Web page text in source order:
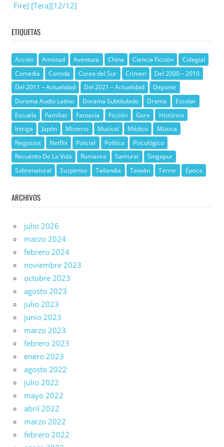
Fire] [Tera][12/12]
ETIQUETAS
Acción Amistad Aventura China Ciencia Ficción
Colegial
Comedia
Comida Corea del Sur Crimen
Del 2000 – 2010
Del 2011 – Actualidad
Del 2021 – Actualidad
Deporte
Dorama Audio Latino
Dorama Subtitulado Drama
Escolar
Escuela
Familiar Fantasía Ficción Gore
Histórico
Intriga
Japón Misterio Musical Médico
Música
Negocios
Netflix Policial Política
Psicológico
Recuento De La Vida
Romance Samurai
Singapur
Sobrenatural
Suspenso Tailandia Taiwán Terror Época
ARCHIVOS
julio 2026
marzo 2024
febrero 2024
noviembre 2023
octubre 2023
agosto 2023
julio 2023
junio 2023
marzo 2023
febrero 2023
enero 2023
agosto 2022
julio 2022
mayo 2022
abril 2022
marzo 2022
febrero 2022